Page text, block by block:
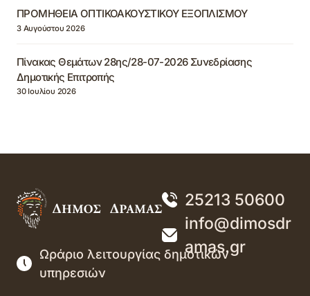
ΠΡΟΜΗΘΕΙΑ ΟΠΤΙΚΟΑΚΟΥΣΤΙΚΟΥ ΕΞΟΠΛΙΣΜΟΥ
3 Αυγούστου 2026
Πίνακας Θεμάτων 28ης/28-07-2026 Συνεδρίασης
Δημοτικής Επιτροπής
30 Ιουλίου 2026
25213 50600
info@dimosdr
amas.gr
Ωράριο λειτουργίας δημοτικών
υπηρεσιών